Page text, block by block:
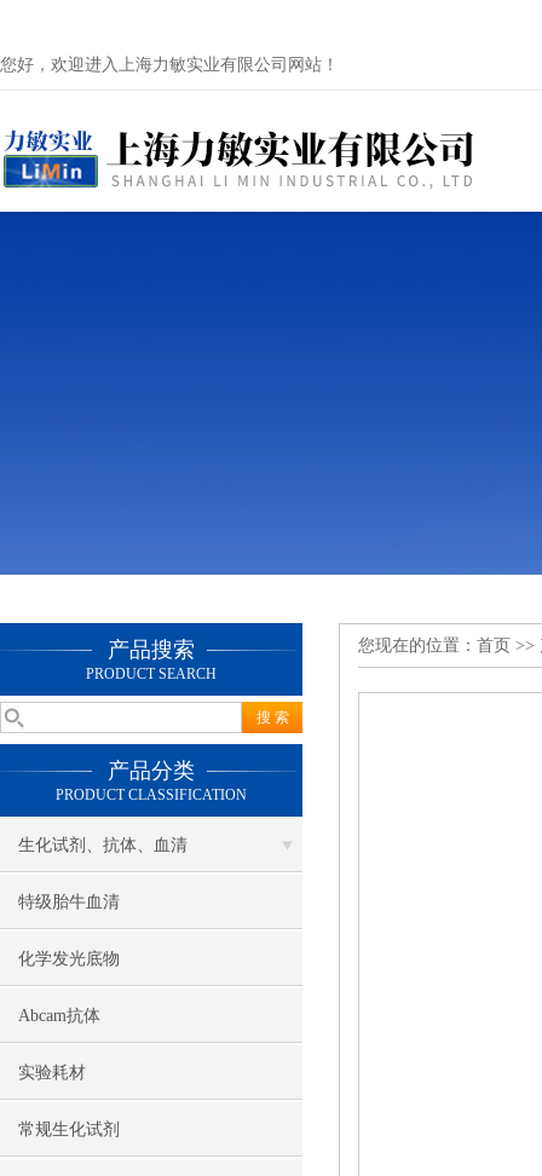
您好，欢迎进入上海力敏实业有限公司网站！
产品搜索
PRODUCT SEARCH
产品分类
PRODUCT CLASSIFICATION
生化试剂、抗体、血清
特级胎牛血清
化学发光底物
Abcam抗体
实验耗材
常规生化试剂
您现在的位置： 首页 >>